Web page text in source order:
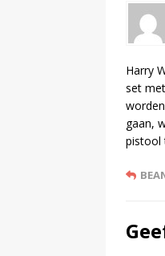
Harry
set
gaan,
pistool